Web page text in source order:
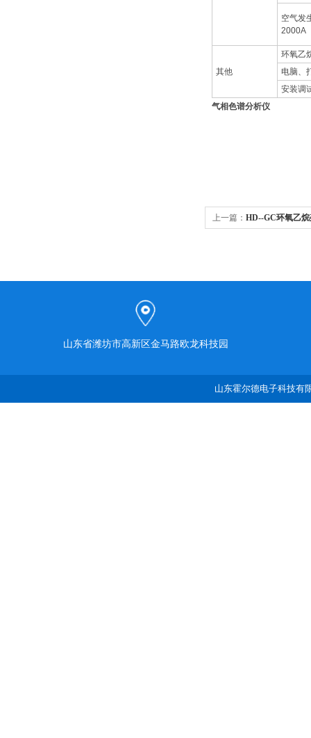
空气发
2000A
其他
环氧乙
电脑、
安装调
气相色谱分析仪
上一篇： HD--GC环氧乙
山东省潍坊市高新区金马路欧龙科技园
山东霍尔德电子科技有